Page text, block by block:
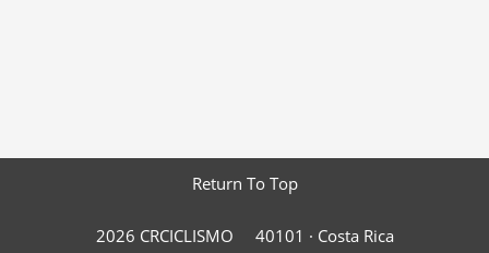
Return To Top
2026 CRCICLISMO 40101 · Costa Rica